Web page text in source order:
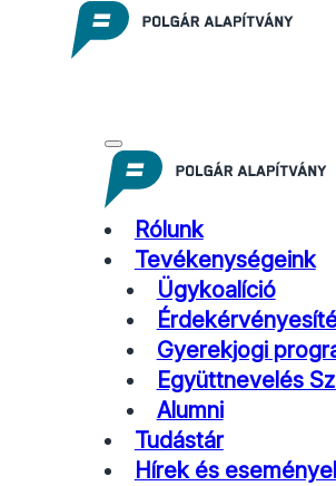
Rólunk
Tevékenységeink
Ügykoalíció
Gyerekjogi
Együttnevelés
Alumni
Tudástár
Hírek és